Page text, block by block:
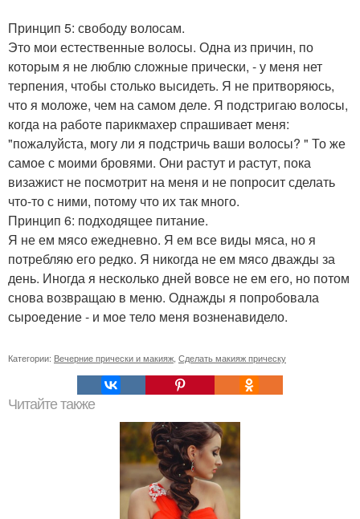
Принцип 5: свободу волосам.
Это мои естественные волосы. Одна из причин, по
которым я не люблю сложные прически, - у меня нет
терпения, чтобы столько высидеть. Я не притворяюсь,
что я моложе, чем на самом деле. Я подстригаю волосы,
когда на работе парикмахер спрашивает меня:
"пожалуйста, могу ли я подстричь ваши волосы? " То же
самое с моими бровями. Они растут и растут, пока
визажист не посмотрит на меня и не попросит сделать
что-то с ними, потому что их так много.
Принцип 6: подходящее питание.
Я не ем мясо ежедневно. Я ем все виды мяса, но я
потребляю его редко. Я никогда не ем мясо дважды за
день. Иногда я несколько дней вовсе не ем его, но потом
снова возвращаю в меню. Однажды я попробовала
сыроедение - и мое тело меня возненавидело.
Категории: Вечерние прически и макияж, Сделать макияж прическу
Читайте также